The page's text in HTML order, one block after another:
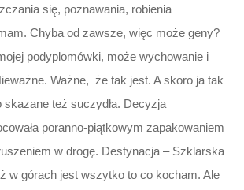
się, poznawania, robienia
Chyba od zawsze, więc może geny?
podyplomówki, może wychowanie i
Ważne, że tak jest. A skoro ja tak
skazane też suczydła. Decyzja
poranno-piątkowym zapakowaniem
w drogę. Destynacja – Szklarska
w górach jest wszytko to co kocham. Ale